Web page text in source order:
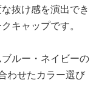
抜け感を演出でき
キャップです。
ルー・ネイビーの
わせたカラー選び